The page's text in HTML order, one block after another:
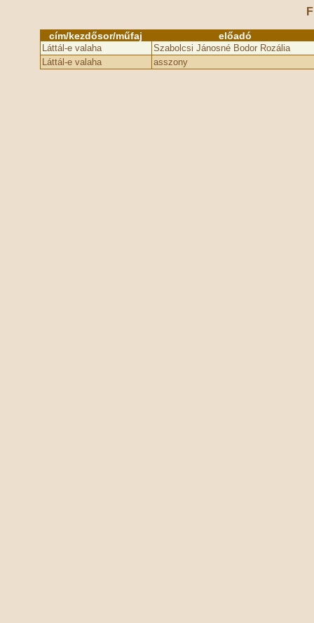
cím/kezdősor/műfaj előadó
Láttál-e valaha
Szabolcsi Jánosné Bodor Rozália
Láttál-e valaha
asszony